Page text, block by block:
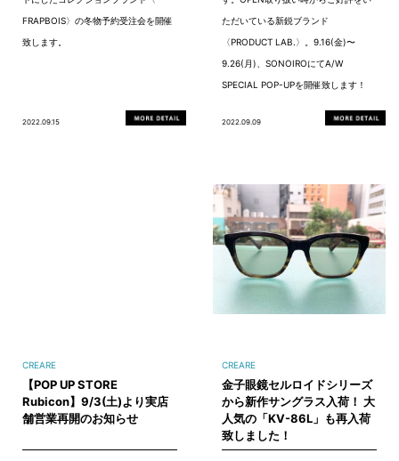
FRAPBOIS〉の冬物予約受注会を開催
致します。
2022.09.15
ただいている新鋭ブランド
〈PRODUCT LAB.〉。9.16(金)〜
9.26(月)、SONOIROにてA/W
SPECIAL POP-UPを開催致します！
2022.09.09
CREARE
【POP UP STORE
Rubicon】9/3(土)より実店
舗営業再開のお知らせ
CREARE
金子眼鏡セルロイドシリーズ
から新作サングラス入荷！ 大
人気の「KV-86L」も再入荷
致しました！